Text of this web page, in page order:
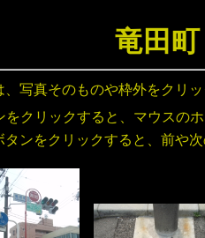
竜田
写真そのものや枠外をクリ
をクリックすると、マウスの
タンをクリックすると、前や